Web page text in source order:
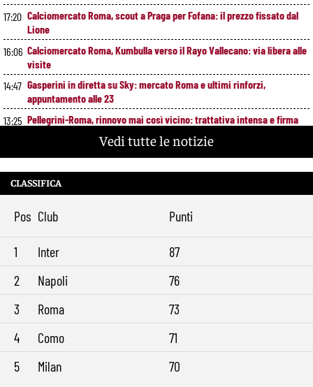
17:20 Calciomercato Roma, scout a Praga per Fofana: il prezzo fissato dal
Lione
16:06 Calciomercato Roma, Kumbulla verso il Rayo Vallecano: via libera alle
visite
14:47 Gasperini in diretta su Sky: mercato Roma e ultimi rinforzi,
appuntamento alle 23
13:25 Pellegrini-Roma, rinnovo mai così vicino: trattativa intensa e firma
12:00
10:39 Alajbegovic, Pjanic svela il ruolo: perché il talento seguito dalla Roma
9:29
Roma, il mercato ora è nelle sue mani: dopo Molina manca soltanto
l’ala
Vedi tutte le notizie
CLASSIFICA
Pos Club Punti
1 Inter
87
2
Napoli
76
3
Roma
73
4
Como
71
5
Milan 70